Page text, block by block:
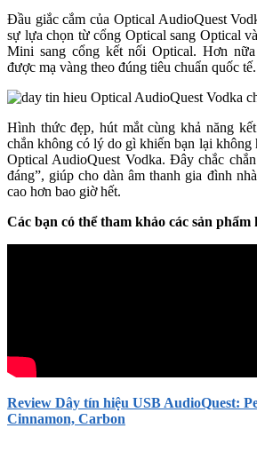
Đầu giắc cắm của Optical AudioQuest
sự lựa chọn từ cổng Optical sang Optical
Mini sang cổng kết nối Optical. Hơn
được mạ vàng theo đúng tiêu chuẩn quốc tế.
Hình thức đẹp, hút mắt cùng khả năng
chắn không có lý do gì khiến bạn lại
Optical AudioQuest Vodka. Đây chắc
đáng”, giúp cho dàn âm thanh gia đình
cao hơn bao giờ hết.
Các bạn có thể tham khảo các sản phẩm
Review Dây tín hiệu USB AudioQuest:
Cinnamon, Carbon